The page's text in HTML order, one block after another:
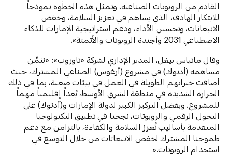
القادم من الروبوتات الصناعية. وتمثل هذه الخطوة نموذجاً
للابتكار الهادف، الذي يساهم في تعزيز السلامة، وخفض
الانبعاثات، وتحسين الأداء، ودعم استراتيجية الإمارات للذكاء
الاصطناعي 2031 وأجندة الروبوتات والأتمتة».
وقال ماتياس بيغل، المدير الإداري لشركة «تاوروب»: «نثمِّن
مساهمة (أدنوك) في مشروع (أرغوس) الصناعي المشترك، حيث
أضافت خبراتهم الطويلة في العمل في بيئات صعبة، بما في ذلك
الحرارة الشديدة في منطقة الشرق الأوسط، بُعداً إقليمياً مهماً
للمشروع. وبفضل التركيز الكبير لدولة الإمارات و(أدنوك) على
التحول الرقمي والروبوتات، نجحنا في تطبيق التكنولوجيا
المتقدمة بأساليب تُعزز السلامة والكفاءة، بالتزامن مع دعم
طموحنا المشترك لخفض الانبعاثات من خلال التوسع في
استخدام الروبوتات.«